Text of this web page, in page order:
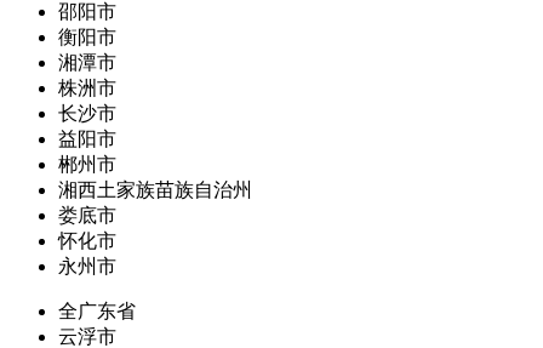
邵阳市
衡阳市
湘潭市
株洲市
长沙市
益阳市
郴州市
湘西土家族苗族自治州
娄底市
怀化市
永州市
全广东省
云浮市